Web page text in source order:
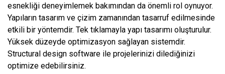
esnekliği deneyimlemek bakımından da önemli rol oynuyor.
Yapıların tasarım ve çizim zamanından tasarruf edilmesinde
etkili bir yöntemdir. Tek tıklamayla yapı tasarımı oluşturulur.
Yüksek düzeyde optimizasyon sağlayan sistemdir.
Structural design software ile projelerinizi dilediğinizi
optimize edebilirsiniz.